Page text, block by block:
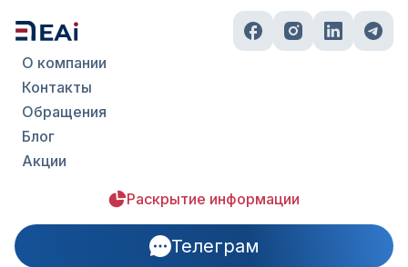
О компании
Контакты
Обращения
Блог
Акции
Раскрытие информации
Телеграм